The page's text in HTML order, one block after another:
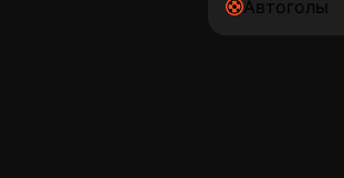
автоголы